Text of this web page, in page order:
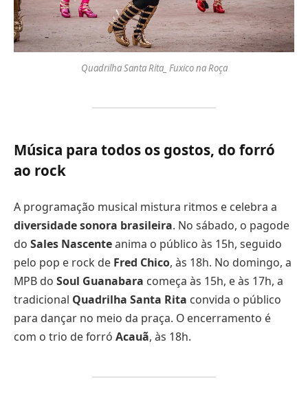
Quadrilha Santa Rita_ Fuxico na Roça
Música para todos os gostos, do forró
ao rock
A programação musical mistura ritmos e celebra a
diversidade sonora brasileira. No sábado, o pagode
do Sales Nascenteanima o público às 15h, seguido
pelo pop e rock de Fred Chico, às 18h. No domingo, a
MPB do Soul Guanabara começa às 15h, e às 17h, a
tradicional Quadrilha Santa Rita convida o público
para dançar no meio da praça. O encerramento é
com o trio de forró Acauã, às 18h.